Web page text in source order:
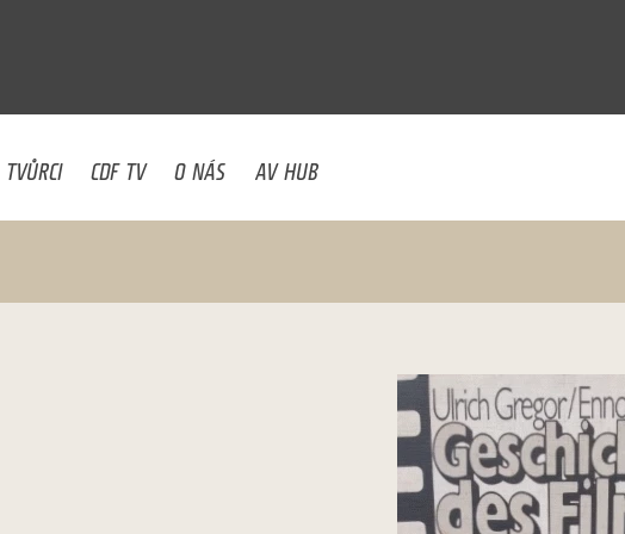
TVŮRCI CDF TV O NÁS AV HUB